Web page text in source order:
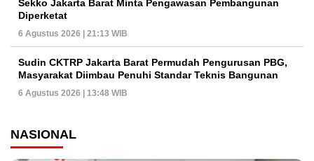
Sekko Jakarta Barat Minta Pengawasan Pembangunan
Diperketat
6 Agustus 2026 | 21:13 WIB
Sudin CKTRP Jakarta Barat Permudah Pengurusan PBG,
Masyarakat Diimbau Penuhi Standar Teknis Bangunan
6 Agustus 2026 | 13:48 WIB
NASIONAL